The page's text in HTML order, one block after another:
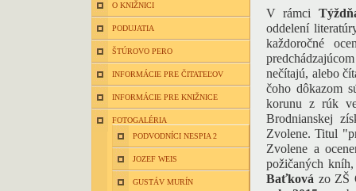
O KNIŽNICI
PODUJATIA
ŠTÚROVO PERO
INFORMÁCIE PRE ČITATEĽOV
INFORMÁCIE PRE KNIŽNICE
FOTOGALÉRIA
PODVODNÍCI NESPIA 2
JOZEF WEIS
GUSTÁV MURÍN
V rámci
oddelení
každoročné
nečítajú, alebo
čoho dôkazom
korunu z rúk
Brodnianskej
Zvolene. Titul
Zvolene a
požičaných
Baťková zo ZŠ